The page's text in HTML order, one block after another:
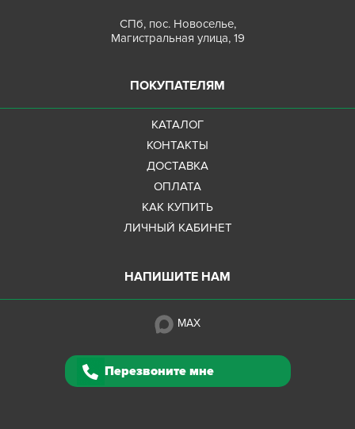
СПб, пос. Новоселье,
Магистральная улица, 19
ПОКУПАТЕЛЯМ
КАТАЛОГ
КОНТАКТЫ
ДОСТАВКА
ОПЛАТА
КАК КУПИТЬ
ЛИЧНЫЙ КАБИНЕТ
НАПИШИТЕ НАМ
MAX
Перезвоните мне